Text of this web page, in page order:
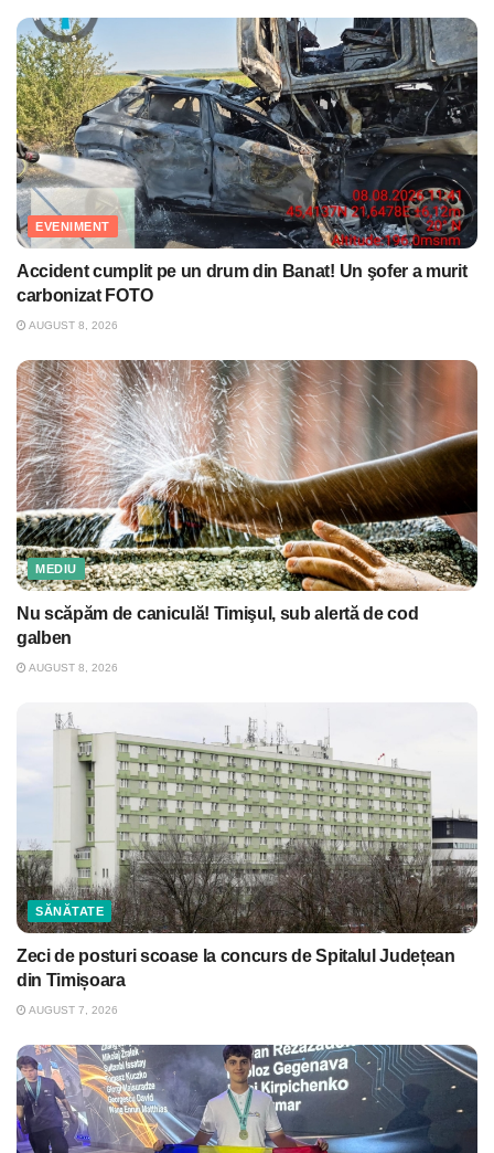
EVENIMENT
Accident cumplit pe un drum din Banat! Un şofer a murit
carbonizat FOTO
AUGUST 8, 2026
MEDIU
Nu scăpăm de caniculă! Timişul, sub alertă de cod
galben
AUGUST 8, 2026
SĂNĂTATE
Zeci de posturi scoase la concurs de Spitalul Județean
din Timișoara
AUGUST 7, 2026